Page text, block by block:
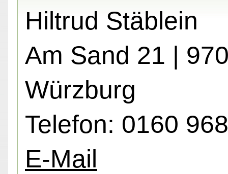
Hiltrud Stäblein
Am Sand 21 |
Würzburg
Telefon: 0160
E-Mail